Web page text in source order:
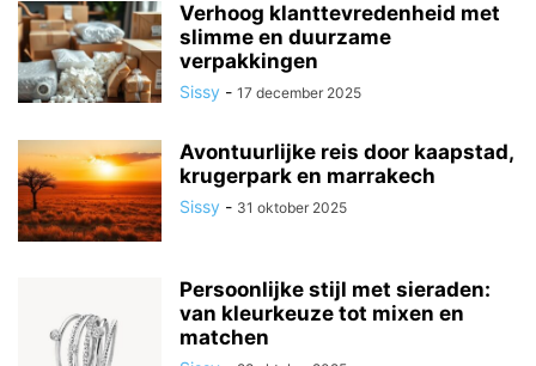
Verhoog klanttevredenheid met
slimme en duurzame
verpakkingen
Sissy - 17 december 2025
Avontuurlijke reis door kaapstad,
krugerpark en marrakech
Sissy - 31 oktober 2025
Persoonlijke stijl met sieraden:
van kleurkeuze tot mixen en
matchen